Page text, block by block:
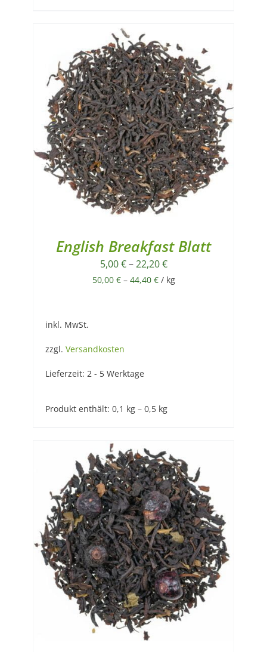
English Breakfast Blatt
5,00€–22,20€
50,00 €– 44,40 €/ kg
inkl. MwSt.
zzgl. Versandkosten
Lieferzeit: 2 - 5 Werktage
Produkt enthält: 0,1 kg – 0,5 kg